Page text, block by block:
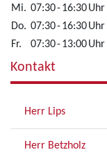
Mi. 07:30-16:30Uhr
Do. 07:30-16:30Uhr
Fr.
07:30-13:00Uhr
Kontakt
Herr Lips
Herr Betzholz